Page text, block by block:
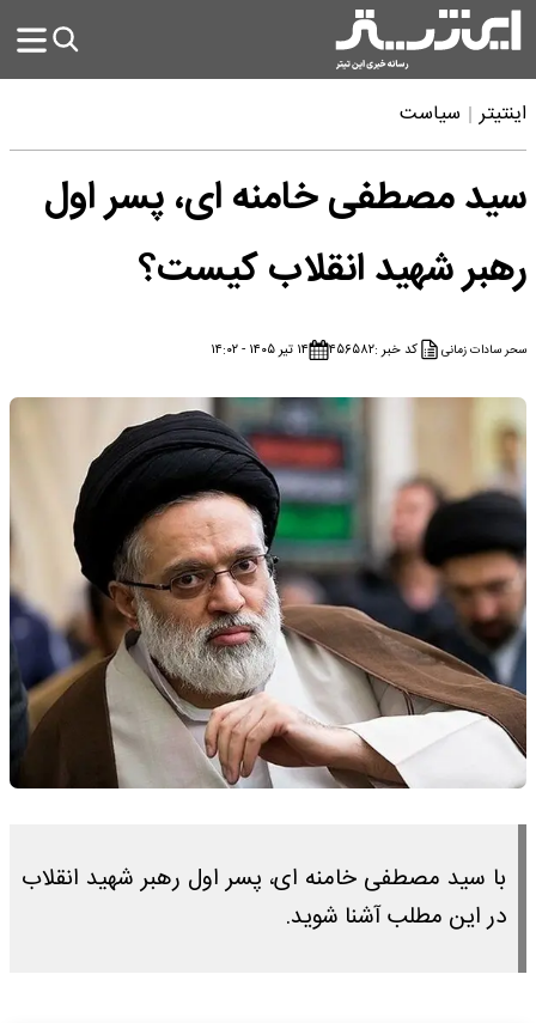
اینتیتر سیاست
سید مصطفی خامنه‌ ای، پسر اول
رهبر شهید انقلاب کیست؟
سحر سادات زمانی کد خبر :۴۵۶۵۸۲ ۱۴ تیر ۱۴۰۵ - ۱۴:۰۲
با سید مصطفی خامنه‌ ای، پسر اول رهبر شهید انقلاب
در این مطلب آشنا شوید.